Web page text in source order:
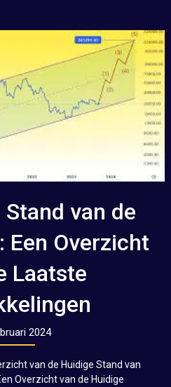
van de
Een Overzicht
Laatste
2024
van de Huidige Stand van
Overzicht van de Huidige